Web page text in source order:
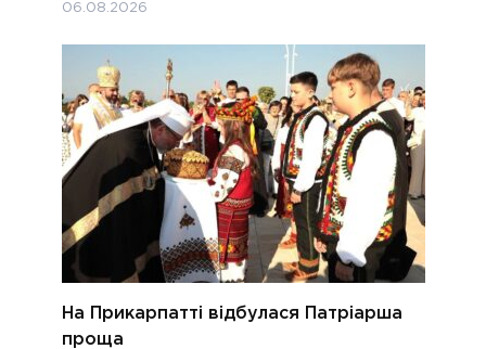
06.08.2026
На Прикарпатті відбулася Патріарша
проща